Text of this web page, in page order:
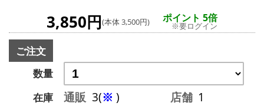
3,850円(本体 3,500円) ポイント 5倍
※要ログイン
ご注文
数量
在庫
通販 3(※ ) 店舗 1